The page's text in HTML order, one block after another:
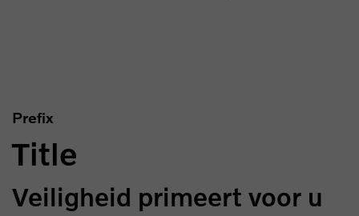
Prefix
Title
Veiligheid primeert voor u